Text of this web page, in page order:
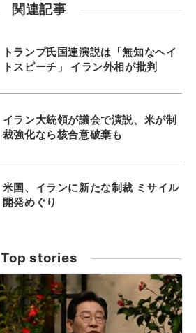
関連記事
トランプ氏国連演説は「無知なヘイ
トスピーチ」 イラン外相が批判
イラン大統領が議会で演説、米が制
裁強化なら核合意破棄も
米国、イランに新たな制裁 ミサイル
開発めぐり
Top stories